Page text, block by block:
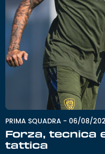
PRIMA SQUADRA - 06/08/
Forza, tecnica
tattica